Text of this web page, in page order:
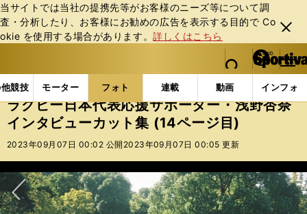
当サイトでは当社の提携先等がお客様のニーズ等について調
査・分析したり、お客様にお勧めの広告を表⽰する⽬的で Co
okie を使⽤する場合があります。詳しくはこちら
閉じ
る
web Sportiva (webスポルティーバ)
検索
マイペ
ー
ジ
メニュ
競技 モーター フォト 連載 動画 インフォ
b
ス
ポ
ル
バ
フォトギャラリー ラグビー日本代表応援サポーター
ラグビー日本代表応援サポーター・浅野杏奈
インタビューカット集 (14ページ目)
2023年09月07日 00:02 公開 2023年09月07日 00:05 更新